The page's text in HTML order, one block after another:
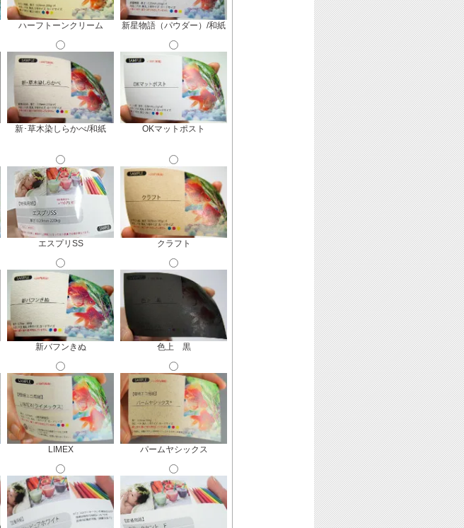
ハーフトーンクリーム 新星物語（パウダー）/和紙
新･草木染しらかべ/和紙 OKマットポスト
エスプリSS クラフト
新バフンきぬ 色上 黒
LIMEX パームヤシックス